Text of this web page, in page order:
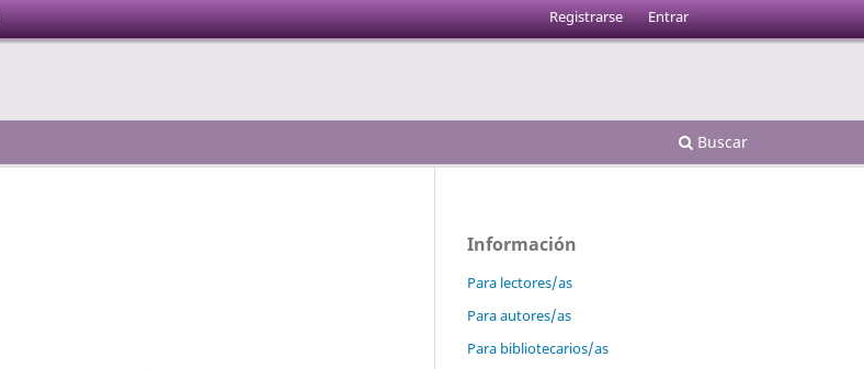
Buscar
Registrarse Entrar
Información
Para lectores/as
Para autores/as
Para bibliotecarios/as